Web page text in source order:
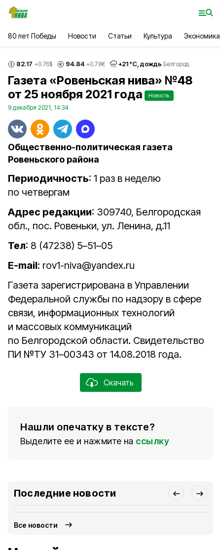
80 лет Победы Новости Статьи Культура Экономика
82.17 +0.76$ 94.84 +0.78€ +21°С, дождь Белгород
Газета «Ровеньская нива» №48
от 25 ноября 2021 года
Новость
9 декабря 2021, 14:34
Общественно-политическая газета
Ровеньского района
Периодичность: 1 раз в неделю
по четвергам
Адрес редакции: 309740, Белгородская
обл., пос. Ровеньки, ул. Ленина, д.11
Тел: 8 (47238) 5–51–05
E-mail: rov1-niva@yandex.ru
Газета зарегистрирована в Управлении
Федеральной службы по надзору в сфере
связи, информационных технологий
и массовых коммуникаций
по Белгородской области. Свидетельство
ПИ №ТУ 31–00343 от 14.08.2018 года.
Скачать
Нашли опечатку в тексте?
Выделите ее и нажмите на ссылку
Последние новости
Все новости